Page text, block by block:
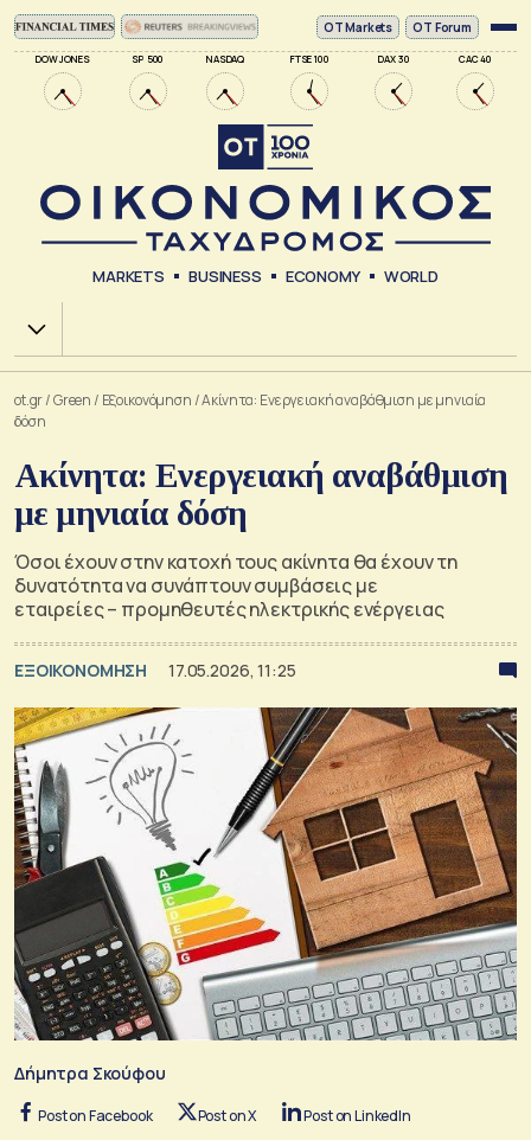
DOW JONES SP 500 NASDAQ FTSE 100 DAX 30 CAC 40
ΟΤ Markets OT Forum
MARKETS BUSINESS ECONOMY WORLD
Χ.Α.
ot.gr/Green / Εξοικονόμηση /Ακίνητα: Ενεργειακή αναβάθμιση με μηνιαία
δόση
Ακίνητα: Ενεργειακή αναβάθμιση
με μηνιαία δόση
Όσοι έχουν στην κατοχή τους ακίνητα θα έχουν τη
δυνατότητα να συνάπτουν συμβάσεις με
εταιρείες – προμηθευτές ηλεκτρικής ενέργειας
ΕΞΟΙΚΟΝΟΜΗΣΗ 17.05.2026, 11:25
Δήμητρα Σκούφου
Post on Facebook Post on X Post on LinkedIn